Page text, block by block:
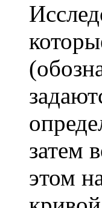
затем
этом